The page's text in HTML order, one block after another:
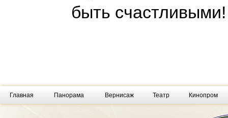
быть
Главная Панорама Вернисаж Театр Кинопром